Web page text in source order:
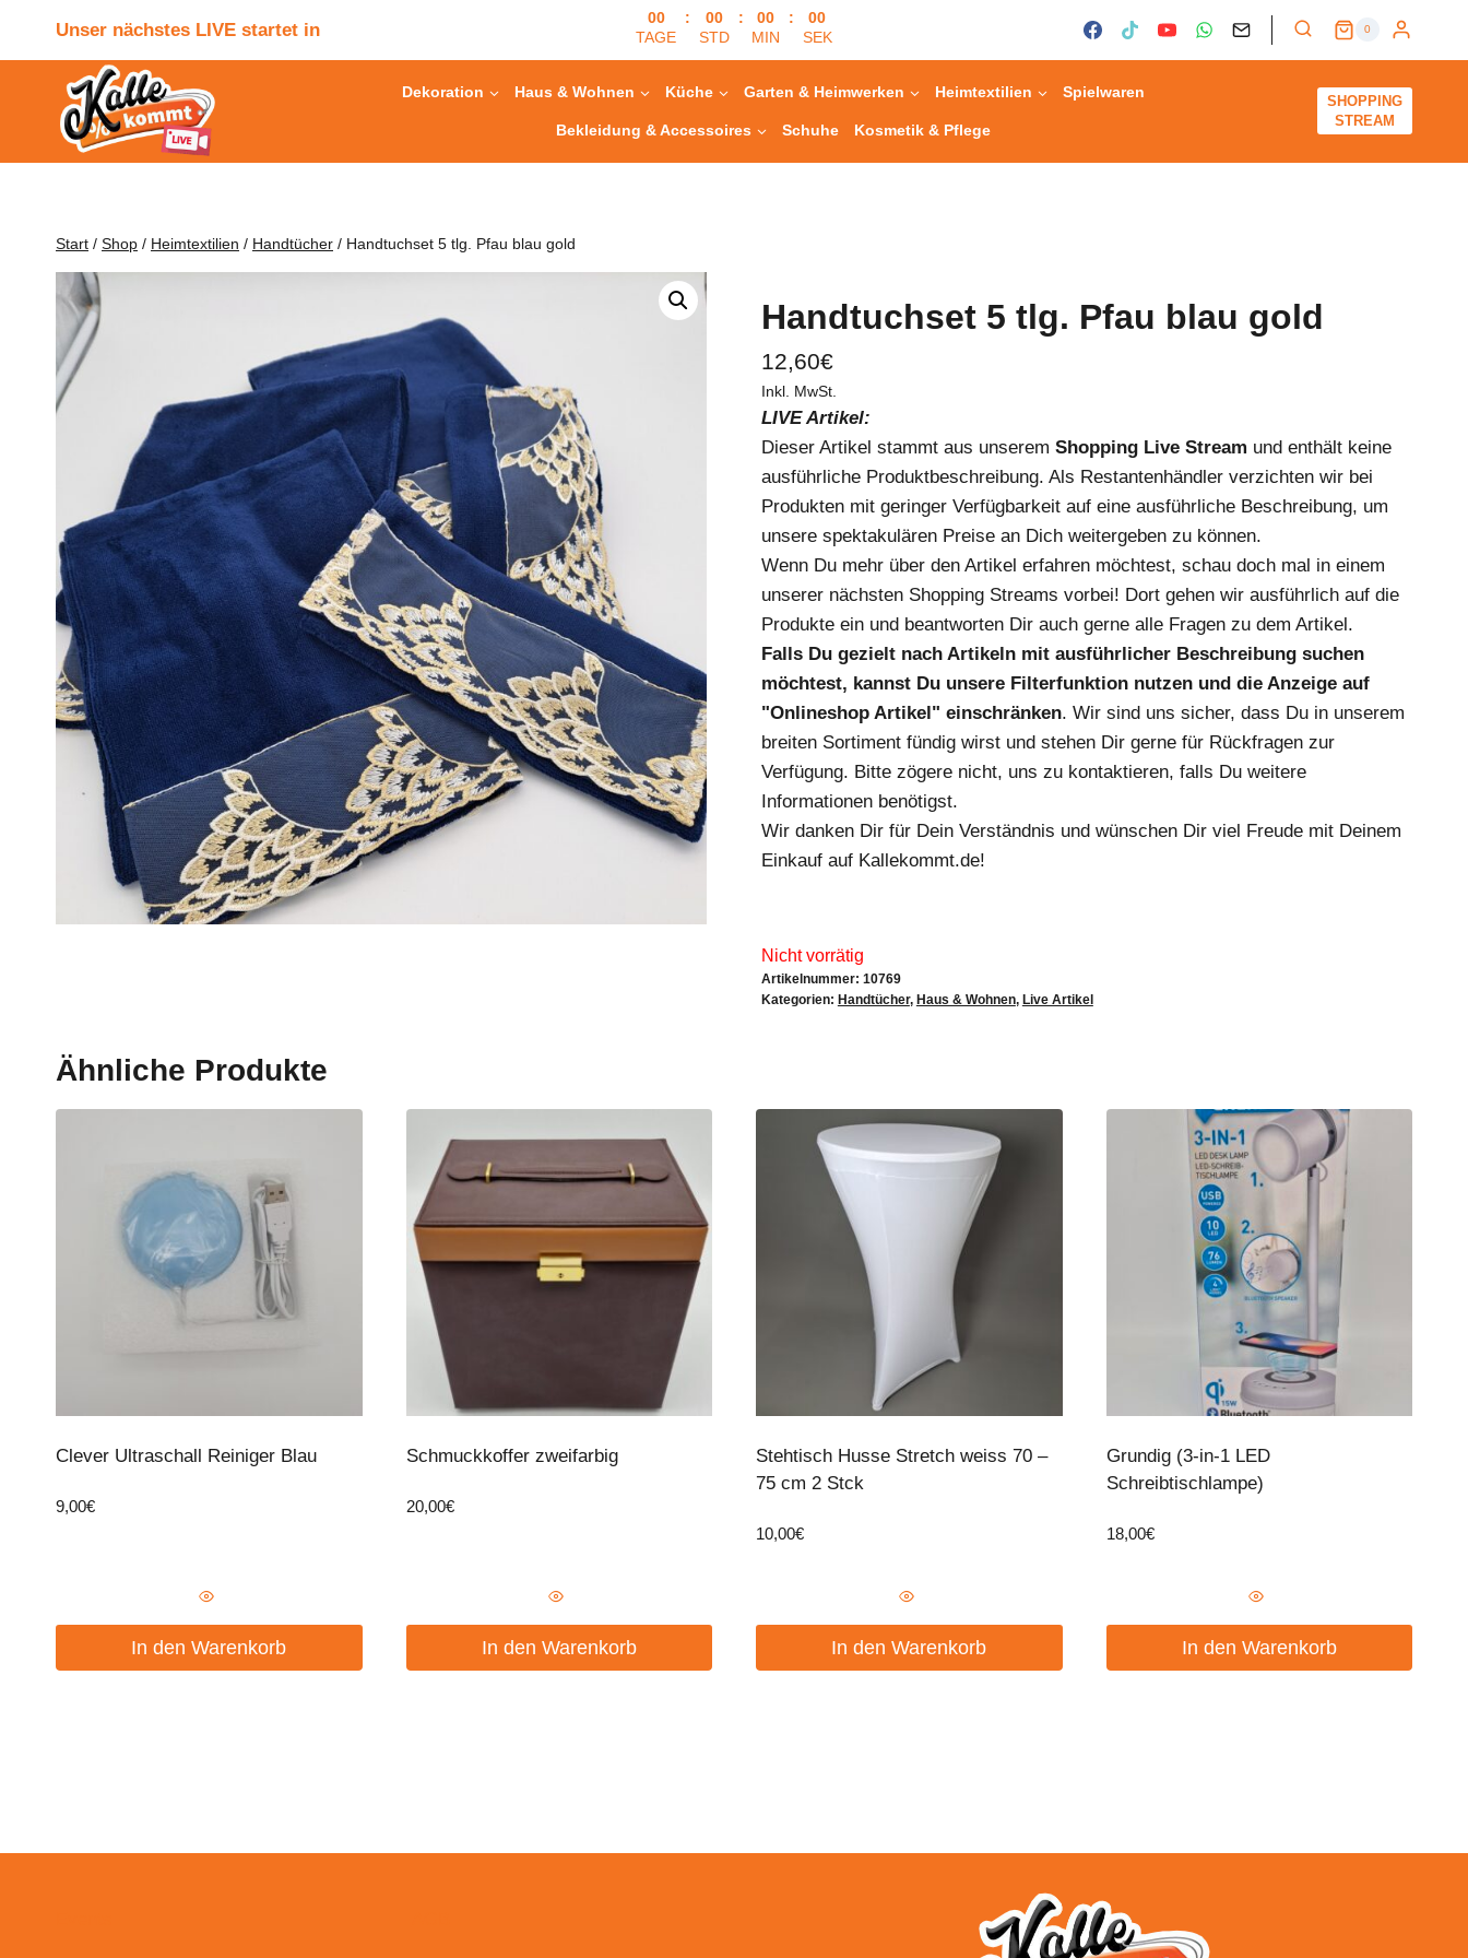
Unser nächstes LIVE startet in
00
TAGE
:
00
STD
:
00
MIN
:
00
SEK
0
Dekoration Haus & Wohnen Küche Garten & Heimwerken Heimtextilien Spielwaren
Bekleidung & Accessoires Schuhe Kosmetik & Pflege
SHOPPING
STREAM
Start / Shop / Heimtextilien / Handtücher / Handtuchset 5 tlg. Pfau blau gold
Handtuchset 5 tlg. Pfau blau gold
12,60€
Inkl. MwSt.
LIVE Artikel:
Dieser Artikel stammt aus unserem Shopping Live Stream und enthält keine
ausführliche Produktbeschreibung. Als Restantenhändler verzichten wir bei
Produkten mit geringer Verfügbarkeit auf eine ausführliche Beschreibung, um
unsere spektakulären Preise an Dich weitergeben zu können.
Wenn Du mehr über den Artikel erfahren möchtest, schau doch mal in einem
unserer nächsten Shopping Streams vorbei! Dort gehen wir ausführlich auf die
Produkte ein und beantworten Dir auch gerne alle Fragen zu dem Artikel.
Falls Du gezielt nach Artikeln mit ausführlicher Beschreibung suchen
möchtest, kannst Du unsere Filterfunktion nutzen und die Anzeige auf
"Onlineshop Artikel" einschränken. Wir sind uns sicher, dass Du in unserem
breiten Sortiment fündig wirst und stehen Dir gerne für Rückfragen zur
Verfügung. Bitte zögere nicht, uns zu kontaktieren, falls Du weitere
Informationen benötigst.
Wir danken Dir für Dein Verständnis und wünschen Dir viel Freude mit Deinem
Einkauf auf Kallekommt.de!
Nicht vorrätig
Artikelnummer: 10769
Kategorien: Handtücher, Haus & Wohnen, Live Artikel
Ähnliche Produkte
Clever Ultraschall Reiniger Blau
9,00€
In den Warenkorb
Schmuckkoffer zweifarbig
20,00€
In den Warenkorb
Stehtisch Husse Stretch weiss 70 –
75 cm 2 Stck
10,00€
In den Warenkorb
Grundig (3-in-1 LED
Schreibtischlampe)
18,00€
In den Warenkorb